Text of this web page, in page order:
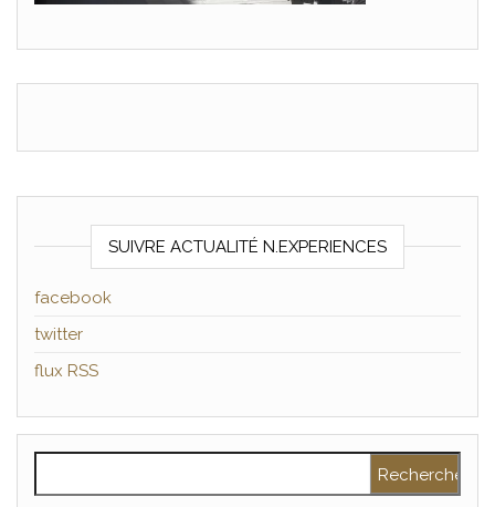
SUIVRE ACTUALITÉ N.EXPERIENCES
facebook
twitter
flux RSS